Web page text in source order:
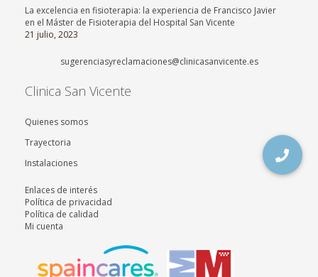
La excelencia en fisioterapia: la experiencia de Francisco Javier
en el Máster de Fisioterapia del Hospital San Vicente
21 julio, 2023
sugerenciasyreclamaciones@clinicasanvicente.es
Clinica San Vicente
Quienes somos
Trayectoria
Instalaciones
Enlaces de interés
Política de privacidad
Política de calidad
Mi cuenta